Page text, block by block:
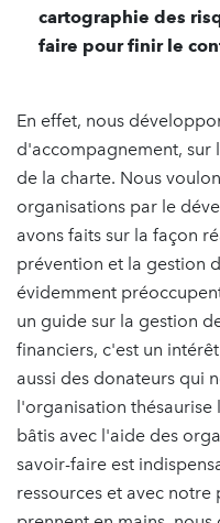
cartographie des
faire pour finir le
En effet, nous
d'accompagnement, sur
de la charte. Nous
organisations par le
avons faits sur la façon
prévention et la gestion
évidemment
un guide sur la gestion
financiers, c'est un
aussi des donateurs qui
l'organisation thésaurise
bâtis avec l'aide des
savoir-faire est
ressources et avec notre